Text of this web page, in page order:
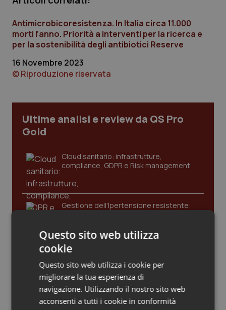
Calabria
Campania
Emilia-Romagna
Lazio
Liguria
Lombardia
Marche
Piemonte
Provincia Autonoma di Bolzano
Provincia Autonoma di Trento
Asma & BPCO
Car-T
Colesterolo & coronaropatie
Diabete & glucometri
Disturbi dell’umore
Dolore
Donna & Salute
HIV
Infezioni & Febbre
Ipertensione & Scompenso
Antimicrobicoresistenza. In Italia circa 11.000
morti l’anno. Priorità a interventi per la ricerca e
per la sostenibilità degli antibiotici Reserve
16 Novembre 2023
© Riproduzione riservata
Ultime analisi e review da QS Pro
Gold
Cloud sanitario: infrastrutture,
compliance, GDPR e Risk management
Gestione dell'Ipertensione resistente:
Leadership Infermieristica 2026: nuovi
modelli di responsabilità e autonomia
Leadership Medica 2026: guidare team
Questo sito web utilizza
cookie
Questo sito web utilizza i cookie per
migliorare la tua esperienza di
navigazione. Utilizzando il nostro sito web
acconsenti a tutti i cookie in conformità